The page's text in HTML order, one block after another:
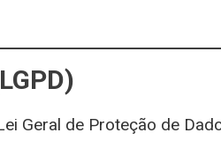
Geral de Proteção de